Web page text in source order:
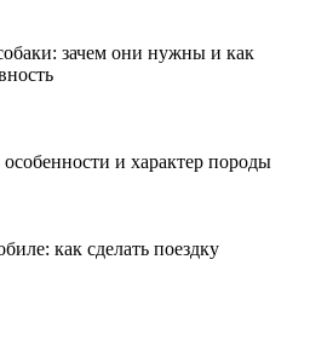
зачем они нужны и как
и характер породы
как сделать поездку